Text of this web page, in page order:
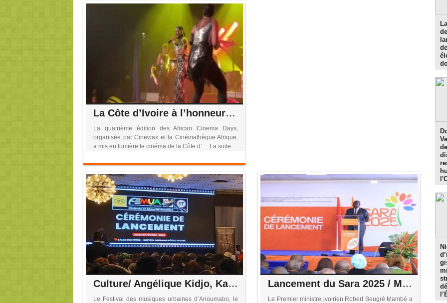
La Côte d’Ivoire à l’honneur des African Cinema Days à Paris
La quatrième édition des African Cinema Days,
organisée par Cinewax et la Cinémathèque Afrique,
a mis en lumière le cinéma de la Côte d’ ... La suite
Culture/ Angélique Kidjo, Kaaris, Himra et Smarty sur la scène du Femua 17 en avril
Le Festival des musiques urbaines d’Anoumabo, le
Lancement du Sara 2025 / Mambé appelle à une utilisation accrue de l’IA pour booster le secteur agricole
Le Premier ministre ivoirien Robert Beugré Mambé a